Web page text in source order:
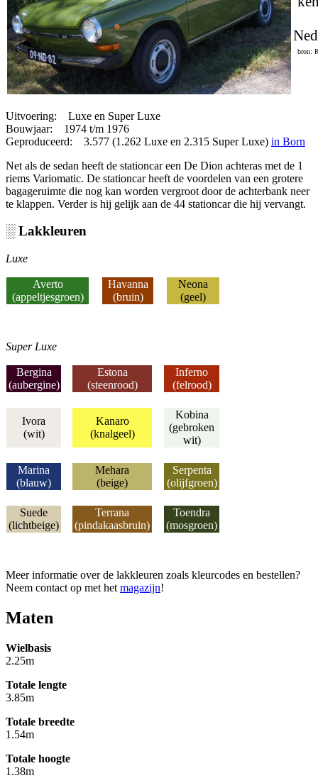
bron:
Uitvoering: Luxe en Super Luxe
Bouwjaar: 1974 t/m 1976
Geproduceerd: 3.577 (1.262 Luxe en 2.315 Super Luxe) in Born
Net als de sedan heeft de stationcar een De Dion achteras met de 1
riems Variomatic. De stationcar heeft de voordelen van een grotere
bagageruimte die nog kan worden vergroot door de achterbank neer
te klappen. Verder is hij gelijk aan de 44 stationcar die hij vervangt.
░ Lakkleuren
Luxe
Averto
(appeltjesgroen)
Havanna
(bruin)
Neona
(geel)
Super Luxe
Bergina
(aubergine)
Estona
(steenrood)
Inferno
(felrood)
Ivora
(wit)
Kanaro
(knalgeel)
Kobina
(gebroken
wit)
Marina
(blauw)
Mehara
(beige)
Serpenta
(olijfgroen)
Suede
(lichtbeige)
Terrana
(pindakaasbruin)
Toendra
(mosgroen)
Meer informatie over de lakkleuren zoals kleurcodes en bestellen?
Neem contact op met het magazijn!
Maten
Wielbasis
2.25m
Totale lengte
3.85m
Totale breedte
1.54m
Totale hoogte
1.38m